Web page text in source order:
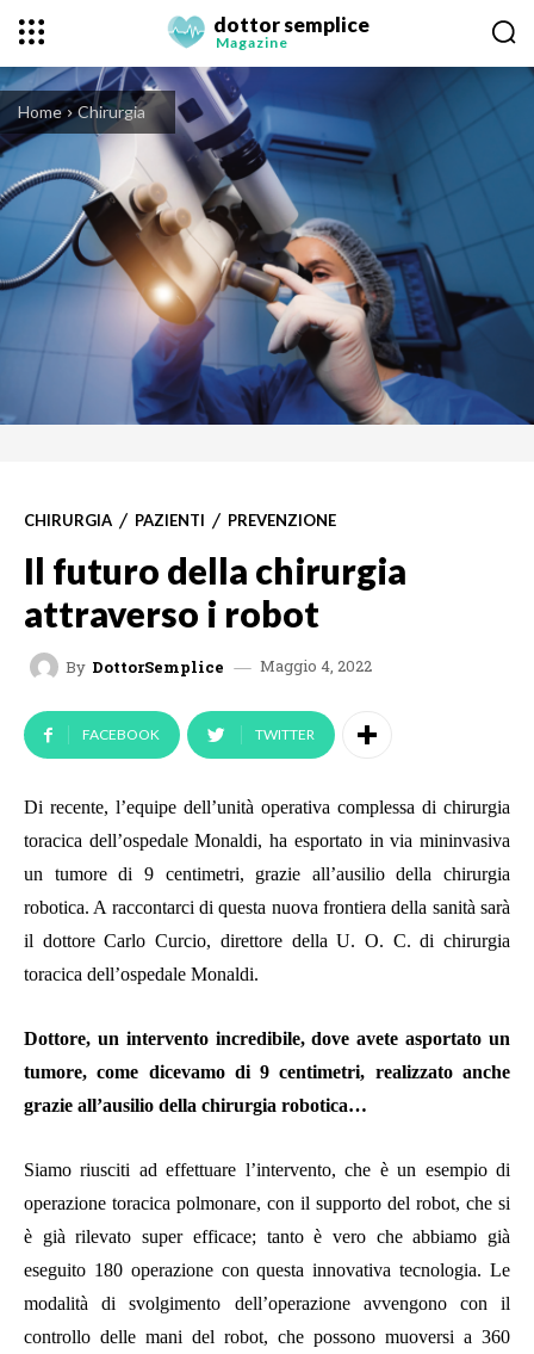
dottor semplice
Magazine
Home Chirurgia
CHIRURGIA PAZIENTI PREVENZIONE
Il futuro della chirurgia
attraverso i robot
By DottorSemplice Maggio 4, 2022
FACEBOOK TWITTER
Di recente, l’equipe dell’unità operativa complessa di chirurgia
toracica dell’ospedale Monaldi, ha esportato in via mininvasiva
un tumore di 9 centimetri, grazie all’ausilio della chirurgia
robotica. A raccontarci di questa nuova frontiera della sanità sarà
il dottore Carlo Curcio, direttore della U. O. C. di chirurgia
toracica dell’ospedale Monaldi.
Dottore, un intervento incredibile, dove avete asportato un
tumore, come dicevamo di 9 centimetri, realizzato anche
grazie all’ausilio della chirurgia robotica…
Siamo riusciti ad effettuare l’intervento, che è un esempio di
operazione toracica polmonare, con il supporto del robot, che si
è già rilevato super efficace; tanto è vero che abbiamo già
eseguito 180 operazione con questa innovativa tecnologia. Le
modalità di svolgimento dell’operazione avvengono con il
controllo delle mani del robot, che possono muoversi a 360